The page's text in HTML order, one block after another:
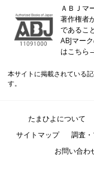
ＡＢＪマ
著作権者
であるこ
ABJマー
はこち
本サイトに掲載されている
す。
たまひよについて
サイトマップ
調査
お問い合わ